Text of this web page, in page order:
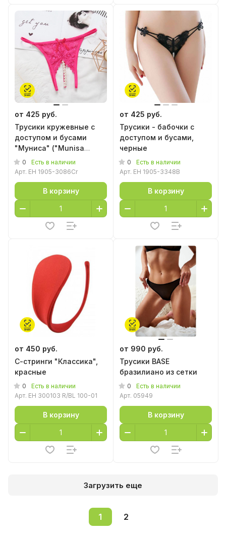
от 425 руб.
Трусики кружевные с
доступом и бусами
"Муниса" ("Munisa
Panties Crimson")
малиновые
0
Есть в наличии
Арт. EH 1905-3086Cr
В корзину
от 425 руб.
Трусики - бабочки с
доступом и бусами,
черные
0
Есть в наличии
Арт. EH 1905-3348B
В корзину
от 450 руб.
С-стринги "Классика",
красные
0
Есть в наличии
Арт. EH 300103 R/BL 100-01
В корзину
от 990 руб.
Трусики BASE
бразилиано из сетки
0
Есть в наличии
Арт. 05949
В корзину
Загрузить еще
1 2